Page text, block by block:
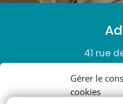
Gérer le
cookies
41 rue